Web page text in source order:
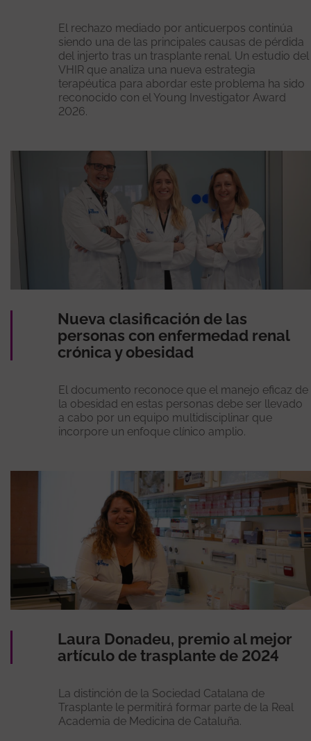
El rechazo mediado por anticuerpos continúa
siendo una de las principales causas de pérdida
del injerto tras un trasplante renal. Un estudio del
VHIR que analiza una nueva estrategia
terapéutica para abordar este problema ha sido
reconocido con el Young Investigator Award
2026.
Nueva clasificación de las
personas con enfermedad renal
crónica y obesidad
El documento reconoce que el manejo eficaz de
la obesidad en estas personas debe ser llevado
a cabo por un equipo multidisciplinar que
incorpore un enfoque clínico amplio.
Laura Donadeu, premio al mejor
artículo de trasplante de 2024
La distinción de la Sociedad Catalana de
Trasplante le permitirá formar parte de la Real
Academia de Medicina de Cataluña.